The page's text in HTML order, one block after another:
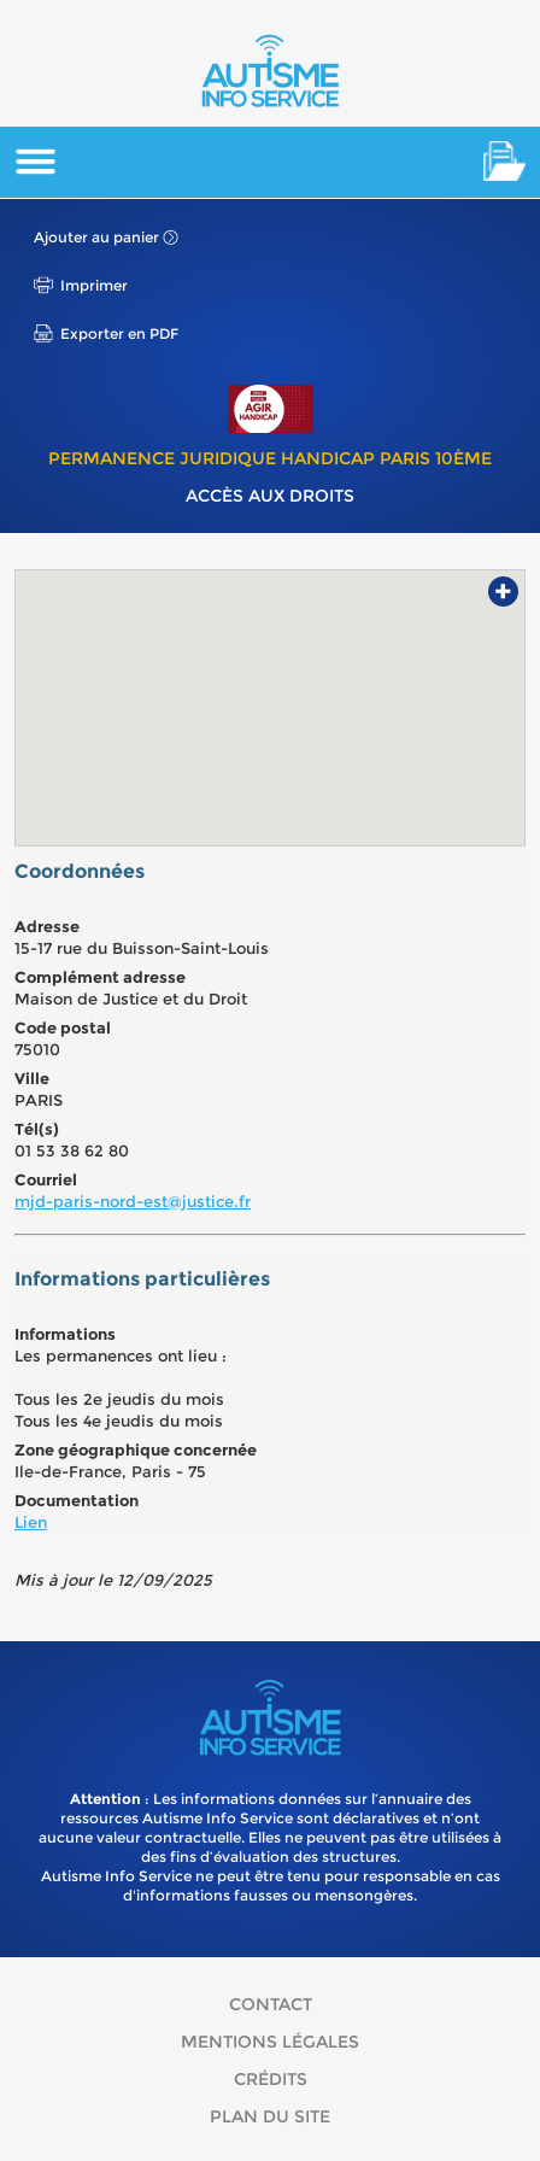
Ajouter au panier
Imprimer
Exporter en PDF
PERMANENCE JURIDIQUE HANDICAP PARIS 10ÈME
ACCÈS AUX DROITS
+
Coordonnées
Adresse
15-17 rue du Buisson-Saint-Louis
Complément adresse
Maison de Justice et du Droit
Code postal
75010
Ville
PARIS
Tél(s)
01 53 38 62 80
Courriel
mjd-paris-nord-est@justice.fr
Informations particulières
Informations
Les permanences ont lieu :
Tous les 2e jeudis du mois
Tous les 4e jeudis du mois
Zone géographique concernée
Ile-de-France, Paris - 75
Documentation
Lien
Mis à jour le 12/09/2025
Attention : Les informations données sur l’annuaire des
ressources Autisme Info Service sont déclaratives et n’ont
aucune valeur contractuelle. Elles ne peuvent pas être utilisées à
des fins d’évaluation des structures.
Autisme Info Service ne peut être tenu pour responsable en cas
d'informations fausses ou mensongères.
CONTACT
MENTIONS LÉGALES
CRÉDITS
PLAN DU SITE